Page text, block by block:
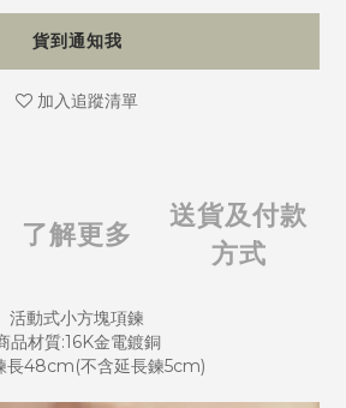
貨到通知我
加入追蹤清單
了解更多
送貨及付款
方式
活動式小方塊項鍊
品材質:16K金電鍍銅
長48cm(不含延長鍊5cm)